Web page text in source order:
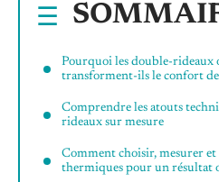
Pourquoi les double-rideaux
transforment-ils le confort
Comprendre les atouts
rideaux sur mesure
Comment choisir, mesurer
thermiques pour un résultat